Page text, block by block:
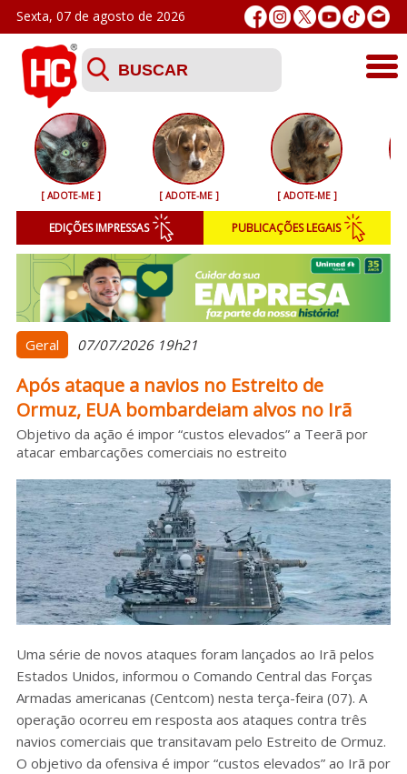
Sexta, 07 de agosto de 2026
Últimas
Esporte
Segurança
Geral
Variedades
Colunistas
Podcasts
Sobre o HC
[ ADOTE-ME ] [ ADOTE-ME ] [ ADOTE-ME ]
EDIÇÕES IMPRESSAS PUBLICAÇÕES LEGAIS
Geral 07/07/2026 19h21
Após ataque a navios no Estreito de
Ormuz, EUA bombardeiam alvos no Irã
Objetivo da ação é impor “custos elevados” a Teerã por
atacar embarcações comerciais no estreito
Uma série de novos ataques foram lançados ao Irã pelos
Estados Unidos, informou o Comando Central das Forças
Armadas americanas (Centcom) nesta terça-feira (07). A
operação ocorreu em resposta aos ataques contra três
navios comerciais que transitavam pelo Estreito de Ormuz.
O objetivo da ofensiva é impor “custos elevados” ao Irã por